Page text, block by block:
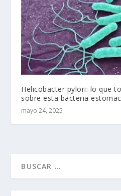
Helicobacter pylori: lo que
sobre esta bacteria
mayo 24, 2025